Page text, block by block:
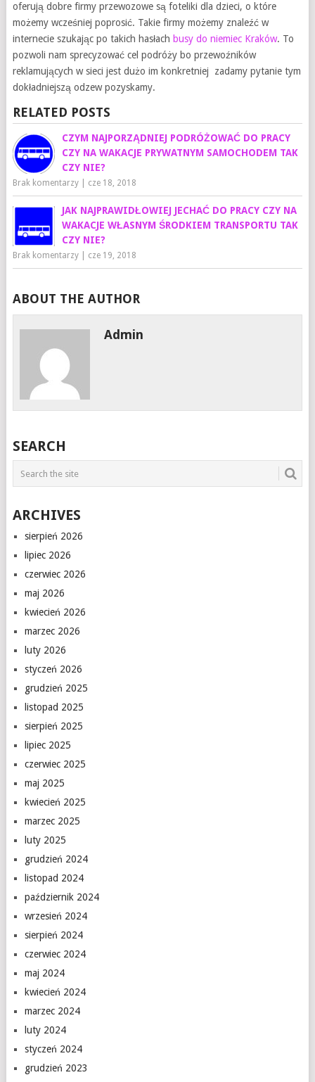
oferują dobre firmy przewozowe są foteliki dla dzieci, o które
możemy wcześniej poprosić. Takie firmy możemy znaleźć w
internecie szukając po takich hasłach busy do niemiec Kraków. To
pozwoli nam sprecyzować cel podróży bo przewoźników
reklamujących w sieci jest dużo im konkretniej zadamy pytanie tym
dokładniejszą odzew pozyskamy.
RELATED POSTS
CZYM NAJPORZĄDNIEJ PODRÓŻOWAĆ DO PRACY
CZY NA WAKACJE PRYWATNYM SAMOCHODEM TAK
CZY NIE?
Brak komentarzy| cze 18, 2018
JAK NAJPRAWIDŁOWIEJ JECHAĆ DO PRACY CZY NA
WAKACJE WŁASNYM ŚRODKIEM TRANSPORTU TAK
CZY NIE?
Brak komentarzy| cze 19, 2018
ABOUT THE AUTHOR
Admin
SEARCH
ARCHIVES
sierpień 2026
lipiec 2026
czerwiec 2026
maj 2026
kwiecień 2026
marzec 2026
luty 2026
styczeń 2026
grudzień 2025
listopad 2025
sierpień 2025
lipiec 2025
czerwiec 2025
maj 2025
kwiecień 2025
marzec 2025
luty 2025
grudzień 2024
listopad 2024
październik 2024
wrzesień 2024
sierpień 2024
czerwiec 2024
maj 2024
kwiecień 2024
marzec 2024
luty 2024
styczeń 2024
grudzień 2023